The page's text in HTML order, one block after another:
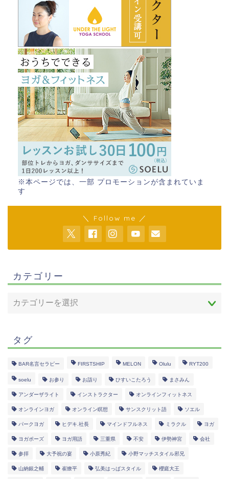
※本ページでは、一部 プロモーションが含まれていま
す
＼ Follow me ／
カテゴリー
タグ
BAR名言セラピー FIRSTSHIP MELON Olulu RYT200
soelu お参り お詣り ひすいこたろう まさみん
アンダーザライト インストラクター オンラインフィットネス
オンラインヨガ オンライン瞑想 サンスクリット語 ソエル
パークヨガ ヒデキ.社長 マインドフルネス ミラクル ヨガ
ヨガポーズ ヨガ用語 三重県 不安 伊勢神宮 会社
参拝 大予祝の宴 小原秀紀 小野マッチスタイル邪兄
山納銀之輔 崔燎平 弘美はっぱスタイル 櫻庭大王